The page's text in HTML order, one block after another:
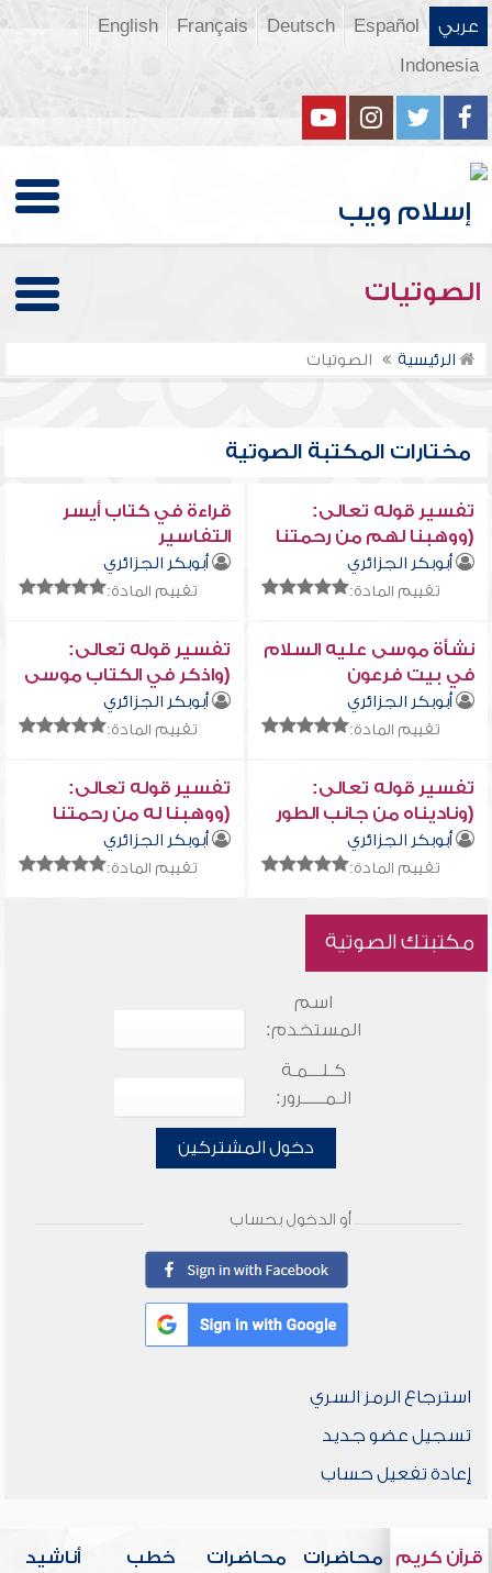
عربي Español
Deutsch
Français
English
Indonesia
الصوتيات
الرئيسية الصوتيات
مختارات المكتبة الصوتية
تفسير قوله تعالى:
(ووهبنا لهم من رحمتنا
وجعلنا لهم لسان صدق
علياً)
أبوبكر الجزائري
تقييم المادة:
قراءة في كتاب أيسر
التفاسير
أبوبكر الجزائري
تقييم المادة:
نشأة موسى عليه السلام
في بيت فرعون
أبوبكر الجزائري
تقييم المادة:
تفسير قوله تعالى:
(واذكر في الكتاب موسى
إنه كان مخلصاً وكان
رسولاً نبياً)
أبوبكر الجزائري
تقييم المادة:
تفسير قوله تعالى:
(وناديناه من جانب الطور
الأيمن وقربناه نجيَّا)
أبوبكر الجزائري
تقييم المادة:
تفسير قوله تعالى:
(ووهبنا له من رحمتنا
أخاه هارون نبياً)
أبوبكر الجزائري
تقييم المادة:
مكتبتك الصوتية
اسم
المستخدم:
كـلـــمـة
الـمـــــرور:
دخول المشتركين
أو الدخول بحساب
استرجاع الرمز السري
تسجيل عضو جديد
إعادة تفعيل حساب
قرآن كريم
محاضرات
محاضرات
خطب
أناشيد